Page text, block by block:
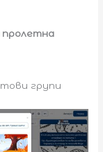
пролетна
групи